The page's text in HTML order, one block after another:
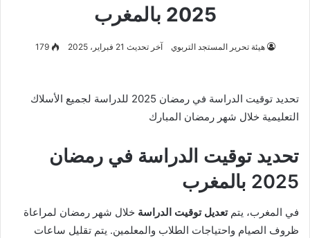
2025 بالمغرب
هيئة تحرير المستجد التربوي آخر تحديث 21 فبراير، 2025 179
تحديد توقيت الدراسة في رمضان 2025 للدراسة لجميع الأسلاك
التعليمية خلال شهر رمضان المبارك
تحديد توقيت الدراسة في رمضان
2025 بالمغرب
في المغرب، يتمتعديل توقيت الدراسة خلال شهر رمضان لمراعاة
ظروف الصيام واحتياجات الطلاب والمعلمين. يتم تقليل ساعات